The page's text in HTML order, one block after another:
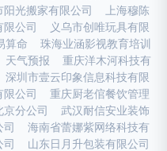
阳光搬家有限公司
上海穆陈
公司
义乌市创唯玩具有限
算命
珠海业涵影视教育培训
天气预报
重庆洋木河科技有
深圳市壹云印象信息科技有限
公司
重庆厨老倌餐饮管理
分公司
武汉耐信安业装饰
海南省蕾娜紫网络科技有
山东日月升包装有限公司